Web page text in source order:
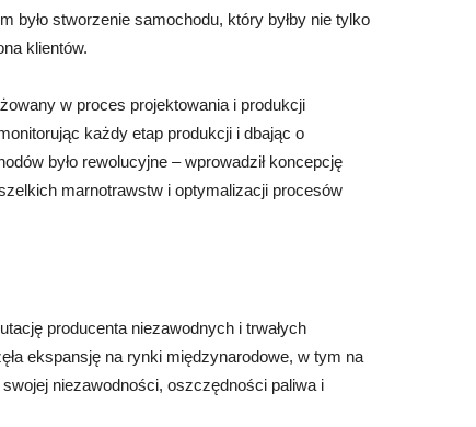
było stworzenie samochodu, który byłby nie tylko
klientów.
w proces projektowania i produkcji
każdy etap produkcji i dbając o
było rewolucyjne – wprowadził koncepcję
marnotrawstw i optymalizacji procesów
producenta niezawodnych i trwałych
ekspansję na rynki międzynarodowe, w tym na
niezawodności, oszczędności paliwa i